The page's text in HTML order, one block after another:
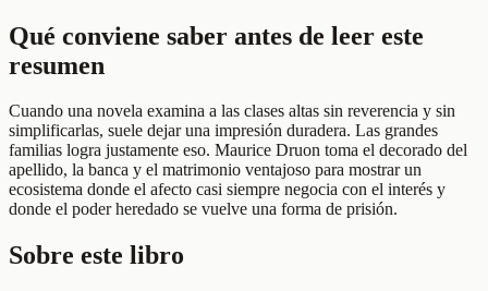
Qué conviene saber antes de leer este
resumen
Cuando una novela examina a las clases altas sin reverencia y sin
simplificarlas, suele dejar una impresión duradera. Las grandes
familias logra justamente eso. Maurice Druon toma el decorado del
apellido, la banca y el matrimonio ventajoso para mostrar un
ecosistema donde el afecto casi siempre negocia con el interés y
donde el poder heredado se vuelve una forma de prisión.
Sobre este libro